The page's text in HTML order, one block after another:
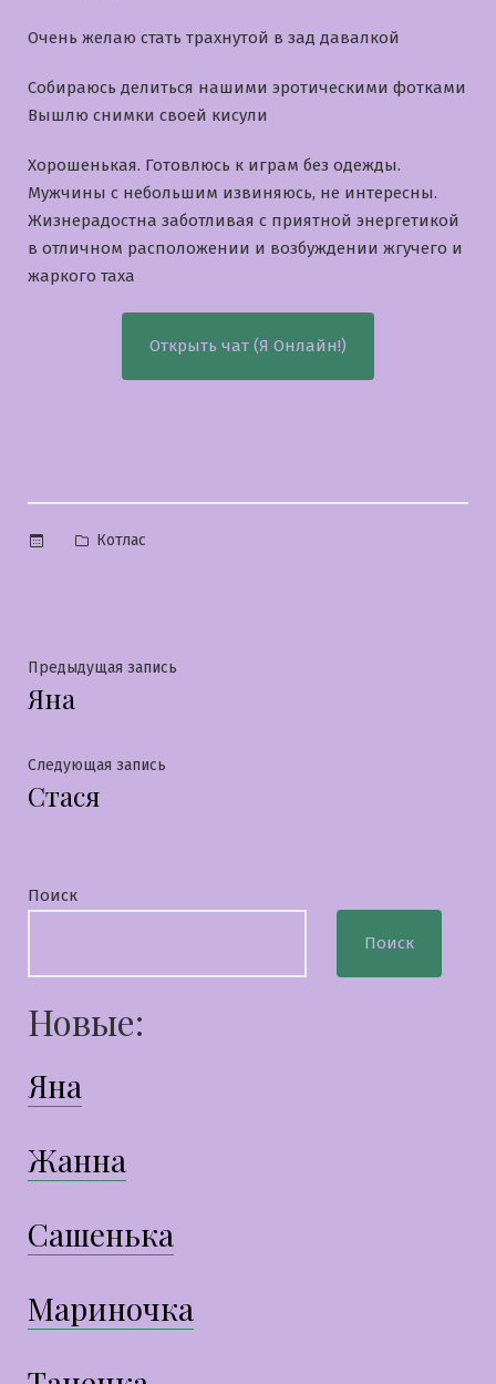
Очень желаю стать трахнутой в зад давалкой
Собираюсь делиться нашими эротическими фотками
Вышлю снимки своей кисули
Хорошенькая. Готовлюсь к играм без одежды.
Мужчины с небольшим извиняюсь, не интересны.
Жизнерадостна заботливая с приятной энергетикой
в отличном расположении и возбуждении жгучего и
жаркого таха
Открыть чат (Я Онлайн!)
Опубликовано
Котлас
Навигация
по
записям
Предыдущая запись
Яна
Следующая запись
Стася
Поиск
Поиск
Новые:
Яна
Жанна
Сашенька
Мариночка